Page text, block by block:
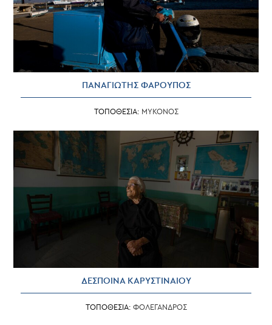
ΠΑΝΑΓΙΩΤΗΣ ΦΑΡΟΥΠΟΣ
ΤΟΠΟΘΕΣΙΑ: ΜΥΚΟΝΟΣ
ΔΕΣΠΟΙΝΑ ΚΑΡΥΣΤΙΝΑΙΟΥ
ΤΟΠΟΘΕΣΙΑ: ΦΟΛΕΓΑΝΔΡΟΣ